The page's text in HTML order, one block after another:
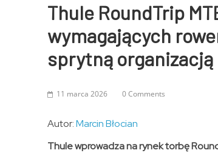
Thule RoundTrip
wymagających
sprytną organizacją
11 marca 2026 0 Comments
Autor:Marcin Błocian
Thule wprowadza na rynek torbę